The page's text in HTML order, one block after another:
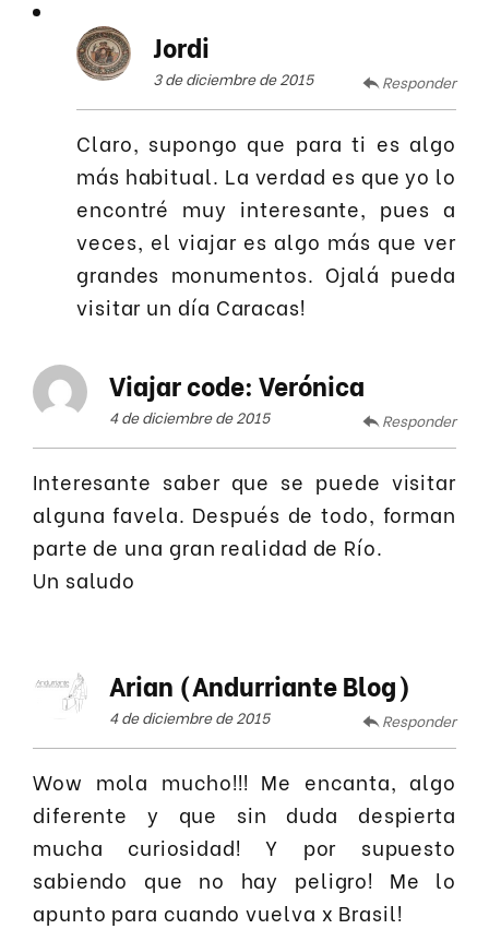
Jordi
3 de diciembre de 2015 Responder
Claro, supongo que para ti es algo
más habitual. La verdad es que yo lo
encontré muy interesante, pues a
veces, el viajar es algo más que ver
grandes monumentos. Ojalá pueda
visitar un día Caracas!
Viajar code: Verónica
4 de diciembre de 2015 Responder
Interesante saber que se puede visitar
alguna favela. Después de todo, forman
parte de una gran realidad de Río.
Un saludo
Arian (Andurriante Blog)
4 de diciembre de 2015 Responder
Wow mola mucho!!! Me encanta, algo
diferente y que sin duda despierta
mucha curiosidad! Y por supuesto
sabiendo que no hay peligro! Me lo
apunto para cuando vuelva x Brasil!